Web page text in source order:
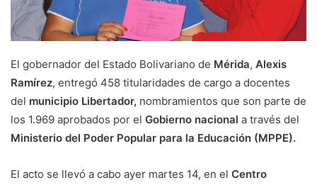
El gobernador del Estado Bolivariano de Mérida, Alexis
Ramírez, entregó 458 titularidades de cargo a docentes
del municipio Libertador, nombramientos que son parte de
los 1.969 aprobados por el Gobierno nacional a través del
Ministerio del Poder Popular para la Educación (MPPE).
El acto se llevó a cabo ayer martes 14, en el Centro